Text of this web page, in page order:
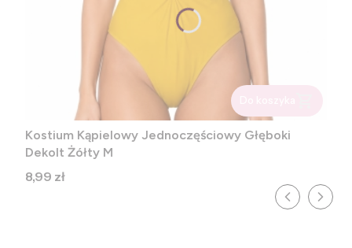
Kostium Kąpielowy Jednoczęściowy Głęboki
Dekolt Żółty M
Cena
8,99 zł